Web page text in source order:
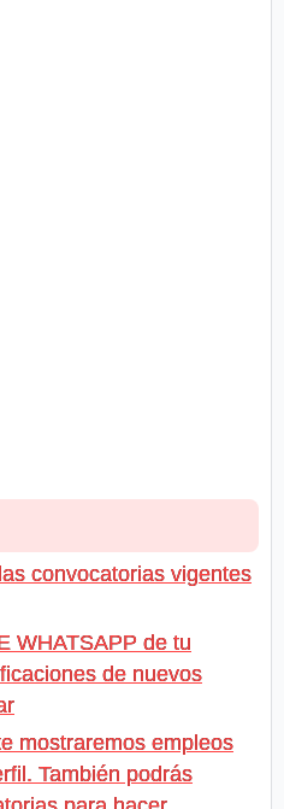
convocatorias vigentes
WHATSAPP de tu
de nuevos
mostraremos empleos
También podrás